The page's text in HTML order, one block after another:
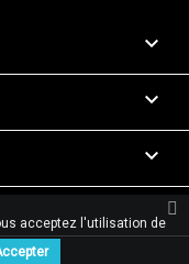



acceptez l'utilisation de